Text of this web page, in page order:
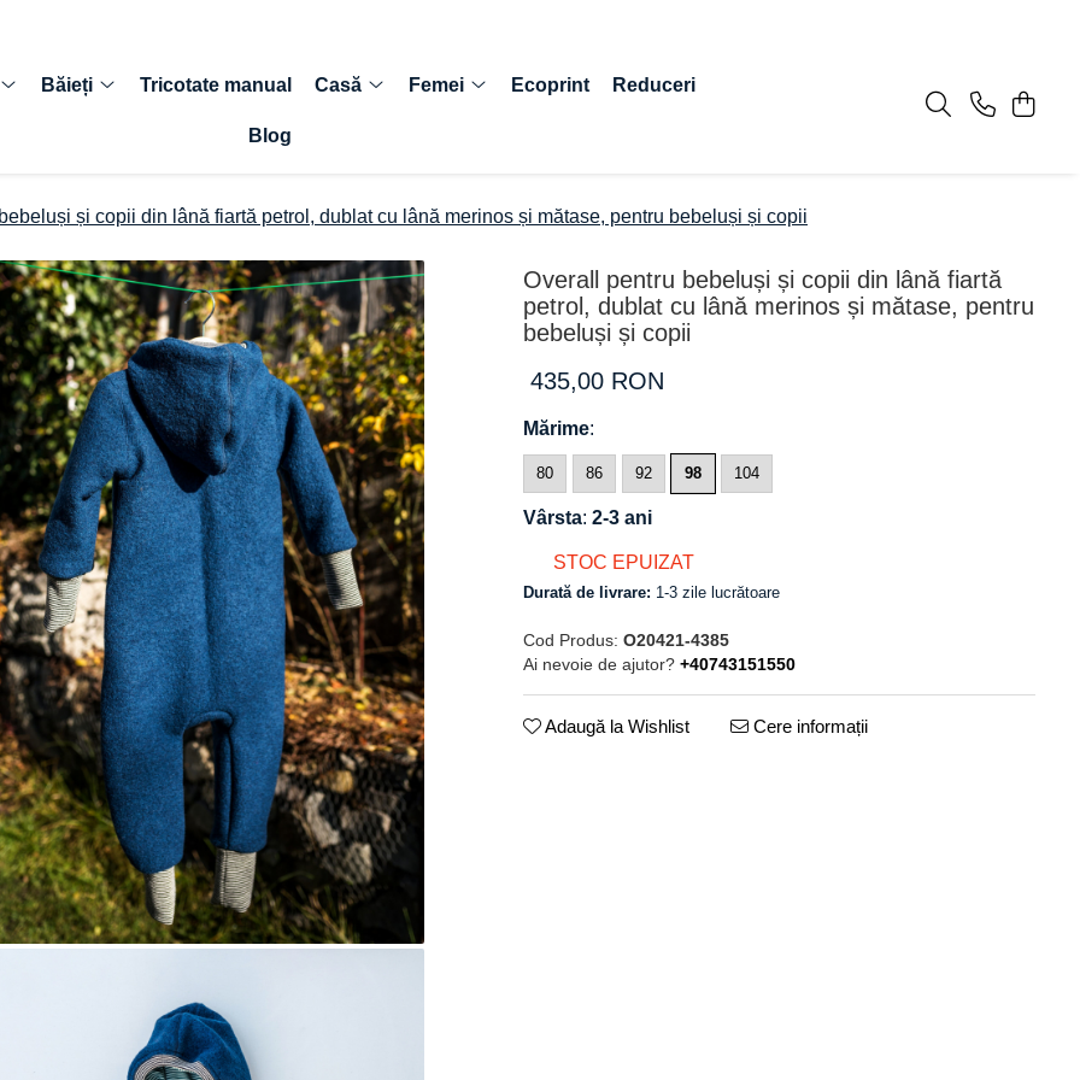
Băieți Tricotate manual Casă Femei Ecoprint Reduceri
Blog
și copii din lână fiartă petrol, dublat cu lână merinos și mătase, pentru bebeluși și copii
Overall pentru bebeluși și copii din lână fiartă
petrol, dublat cu lână merinos și mătase, pentru
bebeluși și copii
435,00 RON
Mărime:
80 86 92 98 104
Vârsta: 2-3 ani
STOC EPUIZAT
Durată de livrare: 1-3 zile lucrătoare
Cod Produs: O20421-4385
Ai nevoie de ajutor? +40743151550
Adaugă la Wishlist Cere informații